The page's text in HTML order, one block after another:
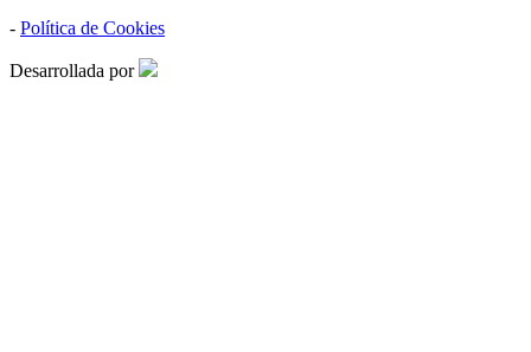
- Política de Cookies
Desarrollada por